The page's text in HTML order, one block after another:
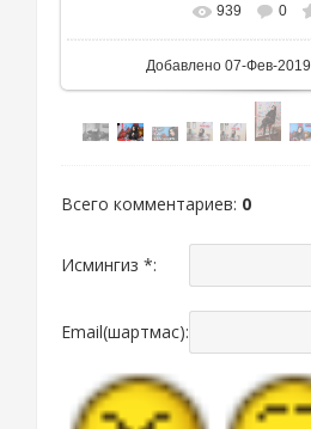
939 0
Добавлено07-Фев-2019
Всего комментариев: 0
Исмингиз *:
Email(шартмас):